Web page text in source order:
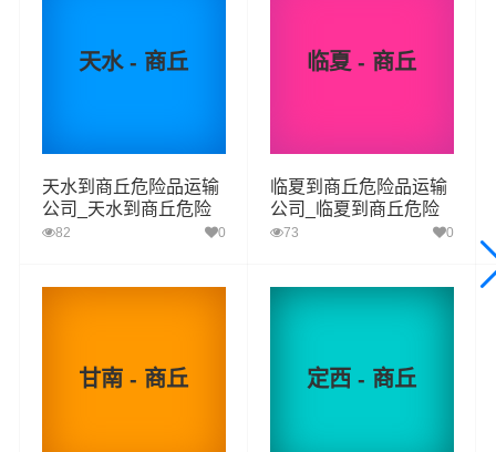
一项:毒性物质
九类：
杂项危险物质和物品，包含危害环境物质（汽车电
1、平凉到商丘危险品运输公司拥有危险品运输相关资质，
天水 - 商丘
天水到商丘危险品运输
公司_天水到商丘危险
品物流货运专线
82 0
临夏 - 商丘
临夏到商丘危险品运输
公司_临夏到商丘危险
品物流货运专线
73 0
甘南 - 商丘 定西 - 商丘